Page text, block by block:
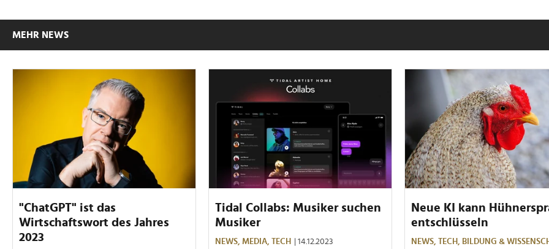
MEHR NEWS
"ChatGPT" ist das
Wirtschaftswort des Jahres
2023
Tidal Collabs: Musiker suchen
Musiker
NEWS, MEDIA, TECH | 14.12.2023
Neue KI kann
entschlüsseln
NEWS, TECH,
BILDUNG &